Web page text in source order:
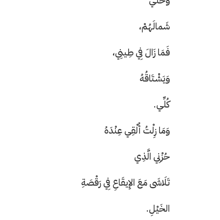
شَمالَهُمْ،
فَمَا زَالَ فِي طِينِي،
وَيَشْتَاقُهُ
كُلِّي.
وَمَا زِلْتُ أُلْقِي عِنْدَهُ
حُزْنِي الَّذِي
تَلَاشَى مَعَ الإِيقَاعِ فِي رَقْصَةِ
الخَيْلِ.